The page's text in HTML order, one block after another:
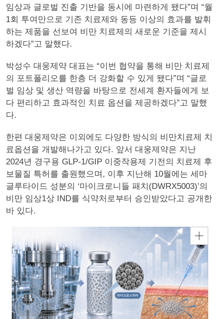
임상과 글로벌 진출 기반을 동시에 마련하게 됐다”며 “월
1회 투여만으로 기존 치료제와 동등 이상의 효과를 발휘
하는 제품을 선보여 비만 치료제의 새로운 기준을 제시
하겠다”고 말했다.
박성수 대웅제약 대표는 “이번 협약을 통해 비만 치료제
의 포트폴리오를 한층 더 강화할 수 있게 됐다”며 “글로
벌 임상 및 생산 역량을 바탕으로 전세계 환자들에게 보
다 편리하고 효과적인 치료 옵션을 제공하겠다”고 말했
다.
한편 대웅제약은 이외에도 다양한 방식의 비만치료제 치
료옵션을 개발해나가고 있다. 앞서 대웅제약은 지난
2024년 경구용 GLP-1/GIP 이중작용제 기전의 치료제 후
보물질 특허를 출원했으며, 이후 지난해 10월에는 세마
글루타이드 성분의 ‘마이크로니들 패치(DWRX5003)’의
비만 임상1상 IND를 식약처로부터 승인받았다고 공개한
바 있다.